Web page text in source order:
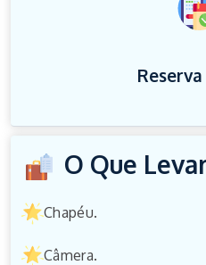
O Que
Chapéu.
Câmera.